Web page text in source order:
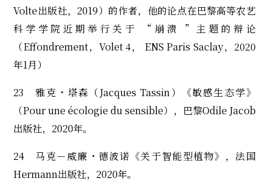
Volte出版社，2019）的作者，他的论点在巴黎高等农艺
科学学院近期举行关于 “崩溃 ”主题的辩论
（Effondrement，Volet 4， ENS Paris Saclay，2020
年1月）
23 雅克・塔森（Jacques Tassin）《敏感生态学》
（Pour une écologie du sensible），巴黎Odile Jacob
出版社，2020年。
24 马克－威廉・德波诺《关于智能型植物》，法国
Hermann出版社，2020年。